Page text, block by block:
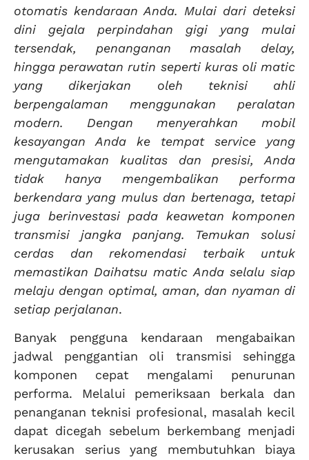
otomatis kendaraan Anda. Mulai dari deteksi
dini gejala perpindahan gigi yang mulai
tersendak, penanganan masalah delay,
hingga perawatan rutin seperti kuras oli matic
yang dikerjakan oleh teknisi ahli
berpengalaman menggunakan peralatan
modern. Dengan menyerahkan mobil
kesayangan Anda ke tempat service yang
mengutamakan kualitas dan presisi, Anda
tidak hanya mengembalikan performa
berkendara yang mulus dan bertenaga, tetapi
juga berinvestasi pada keawetan komponen
transmisi jangka panjang. Temukan solusi
cerdas dan rekomendasi terbaik untuk
memastikan Daihatsu matic Anda selalu siap
melaju dengan optimal, aman, dan nyaman di
setiap perjalanan.
Banyak pengguna kendaraan mengabaikan
jadwal penggantian oli transmisi sehingga
komponen cepat mengalami penurunan
performa. Melalui pemeriksaan berkala dan
penanganan teknisi profesional, masalah kecil
dapat dicegah sebelum berkembang menjadi
kerusakan serius yang membutuhkan biaya